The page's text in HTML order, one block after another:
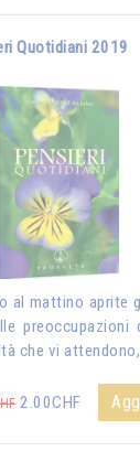
Quotidiani 2019
al mattino aprite
preoccupazioni
che vi
2.00CHF